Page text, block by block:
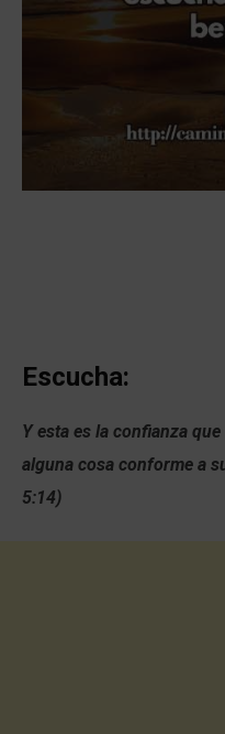
Escucha:
Y esta es la confianza
alguna cosa conforme a
5:14)